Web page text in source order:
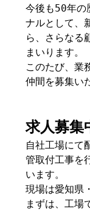
今後も50年の
ナルとして、
ら、さらなる
まいります。
このたび、業
仲間を募集い
求人募集
自社工場にて
管取付工事を
います。
現場は愛知県
まずは、工場